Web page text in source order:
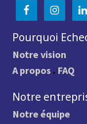
Pourquoi
Notre vision
A propos . FAQ
Notre
Notre équipe